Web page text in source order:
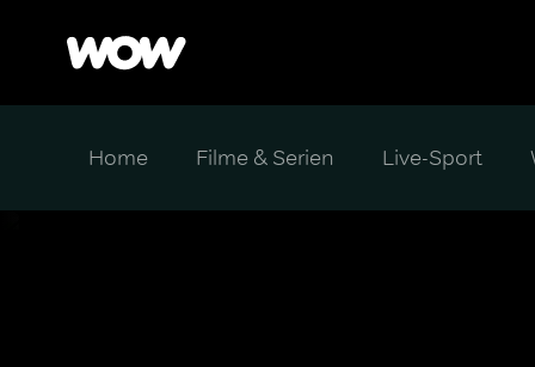
Home Filme & Serien Live-Sport